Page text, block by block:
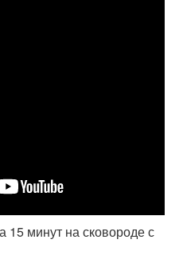
15 минут на сковороде с